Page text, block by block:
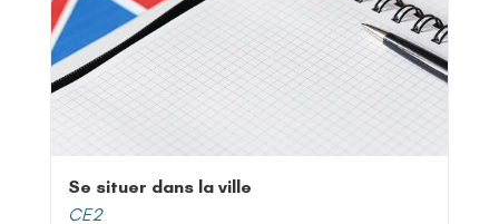
Se situer dans la ville
CE2